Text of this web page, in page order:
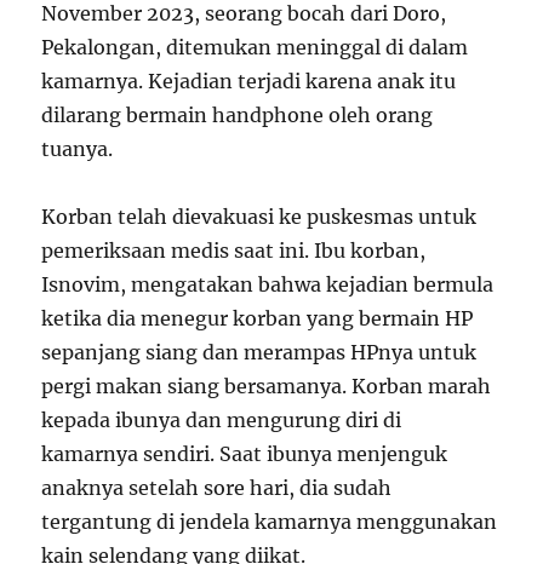
November 2023, seorang bocah dari Doro,
Pekalongan, ditemukan meninggal di dalam
kamarnya. Kejadian terjadi karena anak itu
dilarang bermain handphone oleh orang
tuanya.
Korban telah dievakuasi ke puskesmas untuk
pemeriksaan medis saat ini. Ibu korban,
Isnovim, mengatakan bahwa kejadian bermula
ketika dia menegur korban yang bermain HP
sepanjang siang dan merampas HPnya untuk
pergi makan siang bersamanya. Korban marah
kepada ibunya dan mengurung diri di
kamarnya sendiri. Saat ibunya menjenguk
anaknya setelah sore hari, dia sudah
tergantung di jendela kamarnya menggunakan
kain selendang yang diikat.